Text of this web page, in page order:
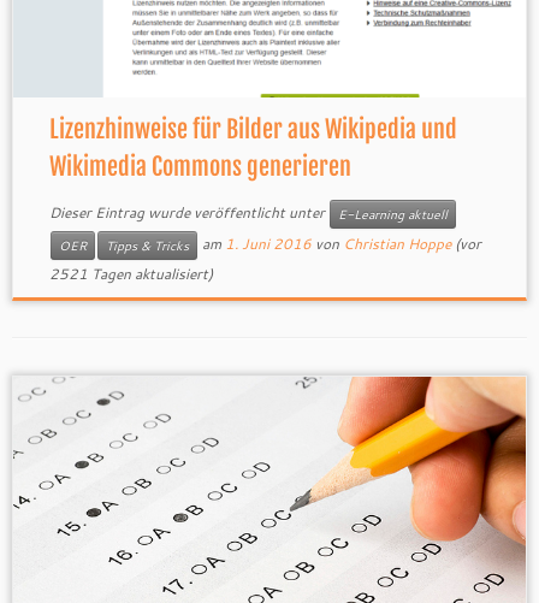
Lizenzhinweise für Bilder aus Wikipedia und
Wikimedia Commons generieren
Dieser Eintrag wurde veröffentlicht unter
E-Learning aktuell
OER
Tipps & Tricks am 1. Juni 2016 von Christian Hoppe(vor
2521 Tagen aktualisiert)